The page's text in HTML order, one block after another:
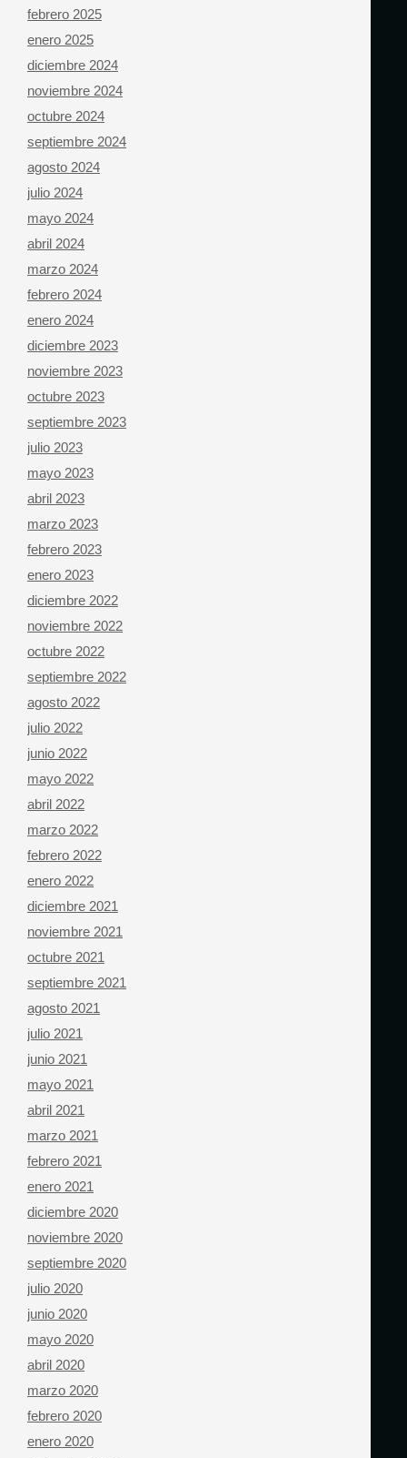
febrero 2025
enero 2025
diciembre 2024
noviembre 2024
octubre 2024
septiembre 2024
agosto 2024
julio 2024
mayo 2024
abril 2024
marzo 2024
febrero 2024
enero 2024
diciembre 2023
noviembre 2023
octubre 2023
septiembre 2023
julio 2023
mayo 2023
abril 2023
marzo 2023
febrero 2023
enero 2023
diciembre 2022
noviembre 2022
octubre 2022
septiembre 2022
agosto 2022
julio 2022
junio 2022
mayo 2022
abril 2022
marzo 2022
febrero 2022
enero 2022
diciembre 2021
noviembre 2021
octubre 2021
septiembre 2021
agosto 2021
julio 2021
junio 2021
mayo 2021
abril 2021
marzo 2021
febrero 2021
enero 2021
diciembre 2020
noviembre 2020
septiembre 2020
julio 2020
junio 2020
mayo 2020
abril 2020
marzo 2020
febrero 2020
enero 2020